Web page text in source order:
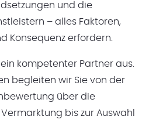
und die
– alles Faktoren,
Konsequenz erfordern.
kompetenter Partner aus.
begleiten wir Sie von der
über die
bis zur Auswahl